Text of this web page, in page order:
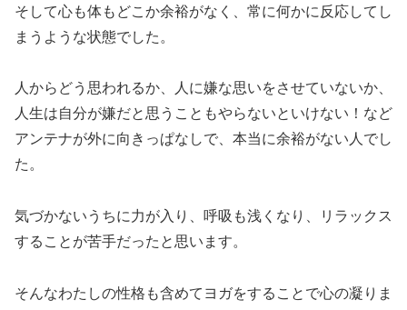
そして心も体もどこか余裕がなく、常に何かに反応してし
まうような状態でした。
人からどう思われるか、人に嫌な思いをさせていないか、
人生は自分が嫌だと思うこともやらないといけない！など
アンテナが外に向きっぱなしで、本当に余裕がない人でし
た。
気づかないうちに力が入り、呼吸も浅くなり、リラックス
することが苦手だったと思います。
そんなわたしの性格も含めてヨガをすることで心の凝りま